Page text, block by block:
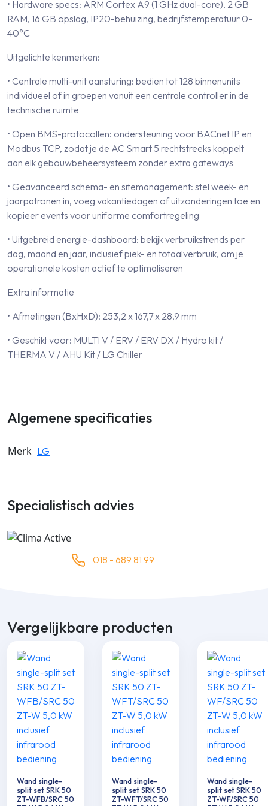
• Hardware specs: ARM Cortex A9 (1 GHz dual-core), 2 GB
RAM, 16 GB opslag, IP20-behuizing, bedrijfstemperatuur 0-
40°C
Uitgelichte kenmerken:
• Centrale multi-unit aansturing: bedien tot 128 binnenunits
individueel of in groepen vanuit een centrale controller in de
technische ruimte
• Open BMS-protocollen: ondersteuning voor BACnet IP en
Modbus TCP, zodat je de AC Smart 5 rechtstreeks koppelt
aan elk gebouwbeheersysteem zonder extra gateways
• Geavanceerd schema- en sitemanagement: stel week- en
jaarpatronen in, voeg vakantiedagen of uitzonderingen toe en
kopieer events voor uniforme comfortregeling
• Uitgebreid energie-dashboard: bekijk verbruikstrends per
dag, maand en jaar, inclusief piek- en totaalverbruik, om je
operationele kosten actief te optimaliseren
Extra informatie
• Afmetingen (BxHxD): 253,2 x 167,7 x 28,9 mm
• Geschikt voor: MULTI V / ERV / ERV DX / Hydro kit /
THERMA V / AHU Kit / LG Chiller
Algemene specificaties
Merk LG
Specialistisch advies
018 - 689 81 99
Vergelijkbare producten
Wand single-
split set SRK 50
ZT-WFB/SRC 50
Wand single-
split set SRK 50
ZT-WFT/SRC 50
Wand single-
split set SRK 50
ZT-WF/SRC 50